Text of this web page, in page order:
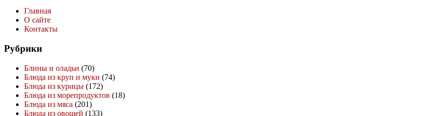
Главная
О сайте
Контакты
Рубрики
Блины и оладьи (70)
Блюда из круп и муки (74)
Блюда из курицы (172)
Блюда из морепродуктов (18)
Блюда из мяса (201)
Блюда из овощей (133)